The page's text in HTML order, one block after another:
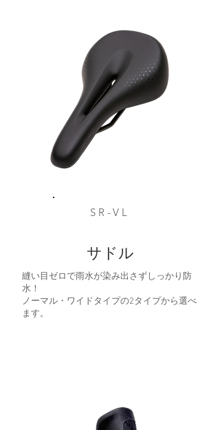
SR-VL
サドル
縫い目ゼロで雨水が染み出さずしっかり防
水！
ノーマル・ワイドタイプの2タイプから選べ
ます。